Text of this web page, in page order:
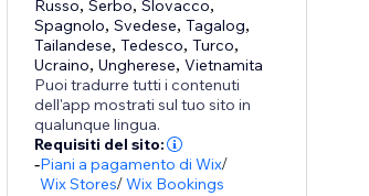
Russo,Serbo,Slovacco,
Spagnolo,Svedese,Tagalog,
Tailandese,Tedesco,Turco,
Ucraino,Ungherese,Vietnamita
Puoi tradurre tutti i contenuti
dell'app mostrati sul tuo sito in
qualunque lingua.
Requisiti del sito:
-Piani a pagamento di Wix/
Wix Stores/Wix Bookings